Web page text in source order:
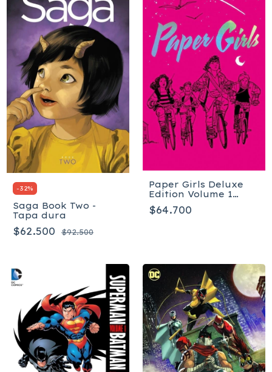
-32%
Saga Book Two -
Tapa dura
$62.500 $92.500
Paper Girls Deluxe
Edition Volume 1
(Paper Girls, 1) Tapa
dura
$64.700